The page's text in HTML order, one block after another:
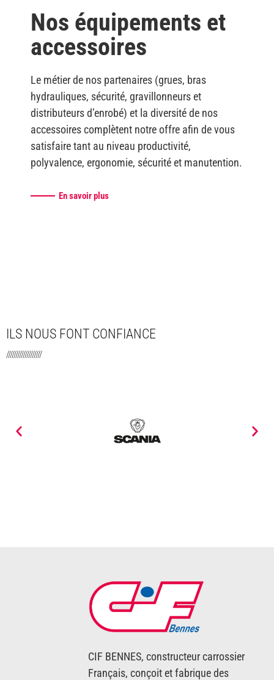
Nos équipements et
accessoires
Le métier de nos partenaires (grues, bras
hydrauliques, sécurité, gravillonneurs et
distributeurs d’enrobé) et la diversité de nos
accessoires complètent notre offre afin de vous
satisfaire tant au niveau productivité,
polyvalence, ergonomie, sécurité et manutention.
En savoir plus
ILS NOUS FONT CONFIANCE
///////////////////
CIF BENNES, constructeur carrossier
Français, conçoit et fabrique des